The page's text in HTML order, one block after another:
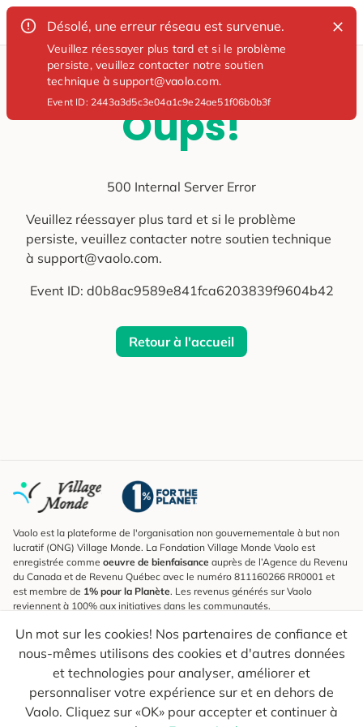
Désolé, une erreur réseau est survenue.
Veuillez réessayer plus tard et si le problème
persiste, veuillez contacter notre soutien
technique à support@vaolo.com.
Event ID: 2443a3d5c3e04a1c9e24ae51f06b0b3f
Oups!
500 Internal Server Error
Veuillez réessayer plus tard et si le problème
persiste, veuillez contacter notre soutien technique
à support@vaolo.com.
Event ID: d0b8ac9589e841fca6203839f9604b42
Retour à l'accueil
Un mot sur les cookies! Nos partenaires de confiance et
nous-mêmes utilisons des cookies et d'autres données
et technologies pour analyser, améliorer et
personnaliser votre expérience sur et en dehors de
Vaolo. Cliquez sur «OK» pour accepter et continuer à
Vaolo est la plateforme de l'organisation non gouvernementale à but non
lucratif (ONG) Village Monde. La Fondation Village Monde Vaolo est
enregistrée comme oeuvre de bienfaisance auprès de l’Agence du Revenu
du Canada et de Revenu Québec avec le numéro 811160266 RR0001 et
est membre de 1% pour la Planète. Les revenus générés sur Vaolo
reviennent à 100% aux initiatives dans les communautés.
S'inscrire à l'infolettre
Pour connaître les nouveautés, suivre nos explorateurs et recevoir des
astuces pour des voyages plus conscients.
Ton courriel Envoyer